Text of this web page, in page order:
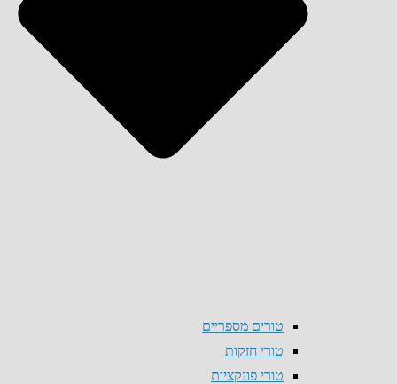
טורים מספריים
טורי חזקות
טורי פונקציות